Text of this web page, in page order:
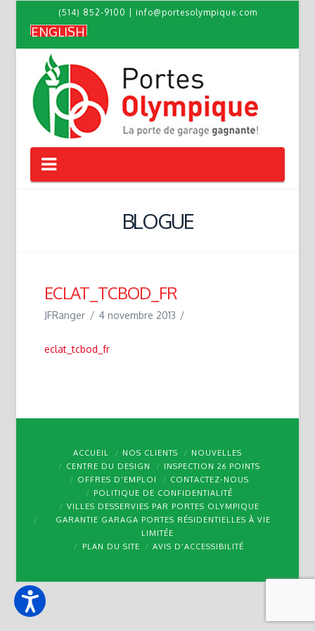
(514) 852-9100 info@portesolympique.com
ENGLISH
Navigation
BLOGUE
ECLAT_TCBOD_FR
JFRanger 4 novembre 2013
eclat_tcbod_fr
ACCUEIL NOS CLIENTS
NOUVELLES
CENTRE DU DESIGN
INSPECTION 26 POINTS
OFFRES D’EMPLOI
CONTACTEZ-NOUS
POLITIQUE DE CONFIDENTIALITÉ
VILLES DESSERVIES PAR PORTES OLYMPIQUE
GARANTIE GARAGA PORTES RÉSIDENTIELLES À VIE
LIMITÉE
PLAN DU SITE
AVIS D’ACCESSIBILITÉ